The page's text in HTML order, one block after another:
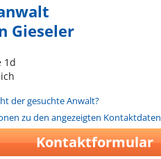
Gieseler
1d
der gesuchte Anwalt?
zu den angezeigten Kontaktdaten
Kontaktformular